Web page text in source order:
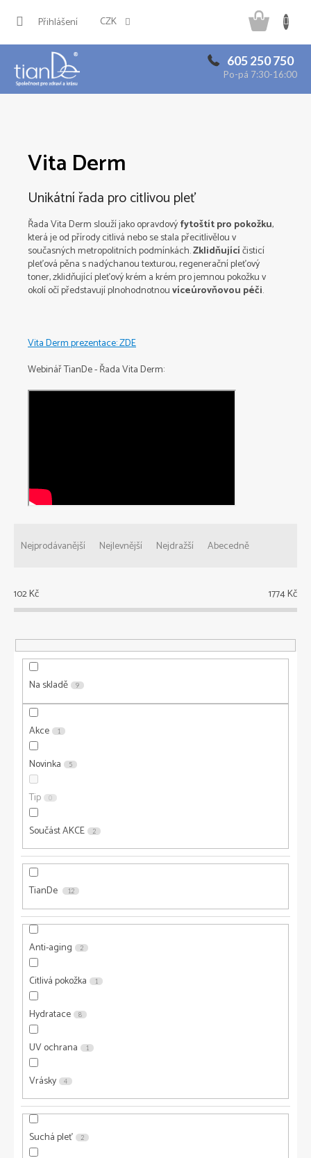
CZK
Přihlášení
605 250 750
Po-pá 7:30-16:00
košík
Vita Derm
Unikátní řada pro citlivou pleť
Řada Vita Derm slouží jako opravdovýfytoštít pro pokožku,
která je od přírody citlivá nebo se stala přecitlivělou v
současných metropolitních podmínkách.Zklidňujícíčisticí
pleťová pěna s nadýchanou texturou, regenerační pleťový
toner, zklidňující pleťový krém a krém pro jemnou pokožku v
okolí očí představují plnohodnotnouvíceúrovňovou péči.
Vita Derm prezentace: ZDE
Webinář TianDe - Řada Vita Derm:
n
í
r
o
Nejprodávanější Nejlevnější Nejdražší Abecedně
102Kč 1774Kč
Na skladě 9
Akce 1
Novinka 5
Tip 0
Součást AKCE 2
TianDe 12
Anti-aging 2
Citlivá pokožka 1
Hydratace 8
UV ochrana 1
Vrásky 4
Suchá pleť 2